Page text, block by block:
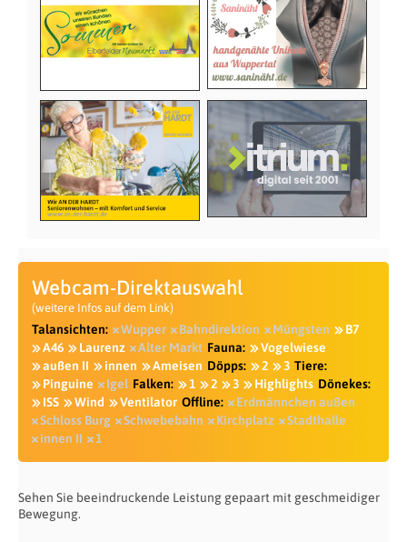
Webcam-Direktauswahl
(weitere Infos auf dem Link)
Talansichten: Wupper Bahndirektion Müngsten
B7
A46
Laurenz Alter Markt Fauna:
Vogelwiese
außen II
innen Ameisen Döpps: 2 3 Tiere:
Pinguine
Igel Falken: 1 2 3 Highlights Dönekes:
ISS
Wind Ventilator Offline:
Erdmännchen außen
Schloss Burg
Schwebebahn Kirchplatz
Stadthalle
innen II
1
Sehen Sie beeindruckende Leistung gepaart mit geschmeidiger
Bewegung.